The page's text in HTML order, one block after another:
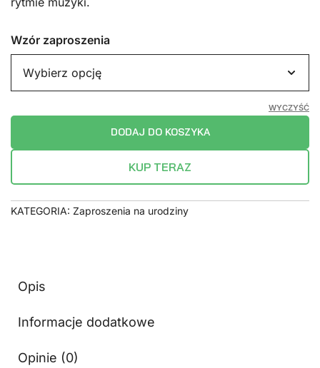
Wzór zaproszenia
WYCZYŚĆ
DODAJ DO KOSZYKA
KUP TERAZ
KATEGORIA: Zaproszenia na urodziny
Opis
Informacje dodatkowe
Opinie (0)